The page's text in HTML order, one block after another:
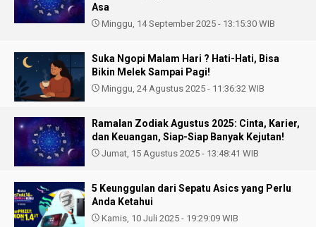
Asa
Minggu, 14 September 2025 - 13:15:30 WIB
Suka Ngopi Malam Hari ? Hati-Hati, Bisa
Bikin Melek Sampai Pagi!
Minggu, 24 Agustus 2025 - 11:36:32 WIB
Ramalan Zodiak Agustus 2025: Cinta, Karier,
dan Keuangan, Siap-Siap Banyak Kejutan!
Jumat, 15 Agustus 2025 - 13:48:41 WIB
5 Keunggulan dari Sepatu Asics yang Perlu
Anda Ketahui
Kamis, 10 Juli 2025 - 19:29:09 WIB